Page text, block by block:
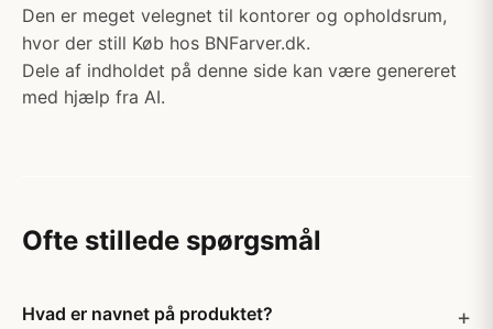
Den er meget velegnet til kontorer og opholdsrum,
hvor der still Køb hos BNFarver.dk.
Dele af indholdet på denne side kan være genereret
med hjælp fra AI.
Ofte stillede spørgsmål
Hvad er navnet på produktet?